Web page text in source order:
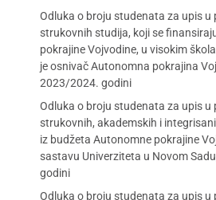
Odluka o broju studenata za upis u
strukovnih studija, koji se
pokrajine Vojvodine, u visokim
je osnivač Autonomna pokrajina
2023/2024. godini
Odluka o broju studenata za upis u
strukovnih, akademskih i
iz budžeta Autonomne pokrajine
sastavu Univerziteta u Novom
godini
Odluka o broju studenata za upis u